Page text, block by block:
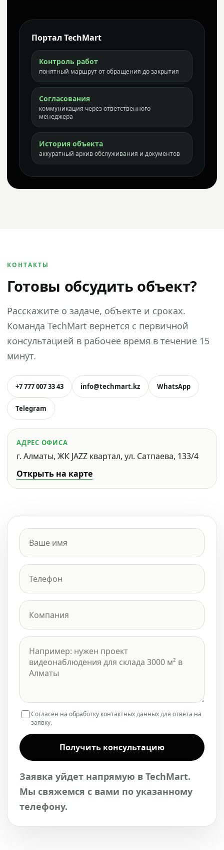
Портал TechMart
Контроль работ
понятный маршрут от обращения до закрытия
Согласования
коммуникация через ответственного
менеджера
История объекта
аккуратный архив обслуживания и документов
КОНТАКТЫ
Готовы обсудить объект?
Расскажите о задаче, объекте и сроках.
Команда TechMart вернется с первичной
консультацией в рабочее время в течение 15
минут.
+7 777 007 33 43 info@techmart.kz WhatsApp
Telegram
АДРЕС ОФИСА
г. Алматы, ЖК JAZZ квартал, ул. Сатпаева, 133/4
Открыть на карте
Согласен на обработку контактных данных для ответа на
заявку.
Получить консультацию
Заявка уйдет напрямую в TechMart.
Мы свяжемся с вами по указанному
телефону.